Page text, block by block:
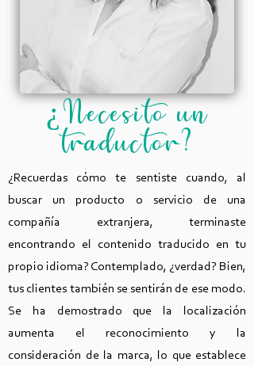
¿Necesito un
traductor?
¿Recuerdas cómo te sentiste cuando, al
buscar un producto o servicio de una
compañía extranjera, terminaste
encontrando el contenido traducido en tu
propio idioma? Contemplado, ¿verdad? Bien,
tus clientes también se sentirán de ese modo.
Se ha demostrado que la localización
aumenta el reconocimiento y la
consideración de la marca, lo que establece